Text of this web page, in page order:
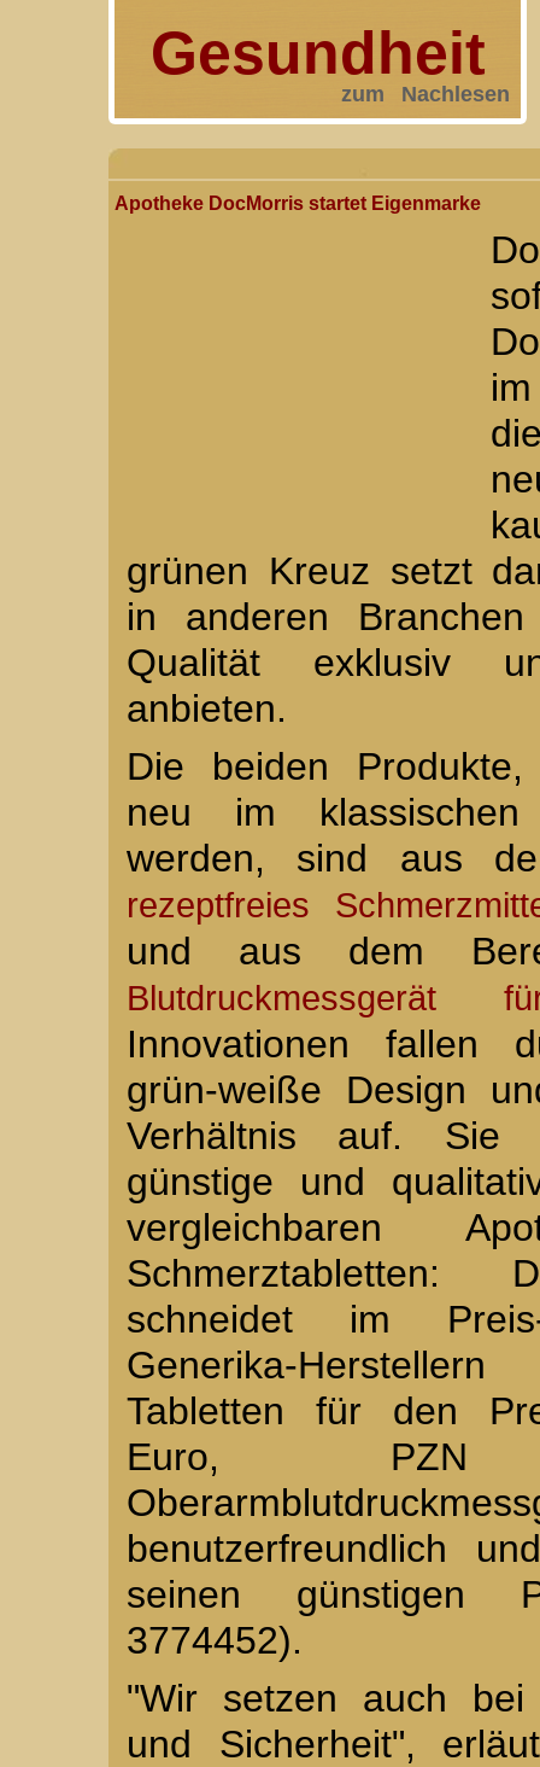
Gesundheit
zum Nachlesen
Apotheke DocMorris startet Eigenmarke
grünen Kreuz setzt
in anderen
Qualität exklusiv
anbieten.
Die beiden
neu im klassischen
werden, sind aus
rezeptfreies
und aus dem
Innovationen fallen
grün-weiße Design
Verhältnis auf. Sie
günstige und
vergleichbaren
Schmerztabletten:
schneidet im
Generika-
Tabletten für den
Euro, PZN
benutzerfreundlich
seinen günstigen
3774452).
"Wir setzen auch
und Sicherheit",